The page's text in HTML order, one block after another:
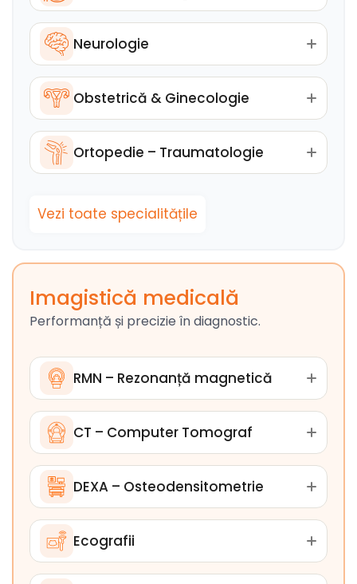
Neurologie
Obstetrică & Ginecologie
Ortopedie – Traumatologie
Vezi toate specialitățile
Imagistică medicală
Performanță și precizie în diagnostic.
RMN – Rezonanță magnetică
CT – Computer Tomograf
DEXA – Osteodensitometrie
Ecografii